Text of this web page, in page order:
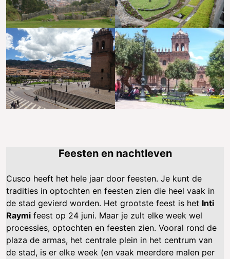
Feesten en nachtleven
Cusco heeft het hele jaar door feesten. Je kunt de
tradities in optochten en feesten zien die heel vaak in
de stad gevierd worden. Het grootste feest is het Inti
Raymi feest op 24 juni. Maar je zult elke week wel
processies, optochten en feesten zien. Vooral rond de
plaza de armas, het centrale plein in het centrum van
de stad, is er elke week (en vaak meerdere malen per